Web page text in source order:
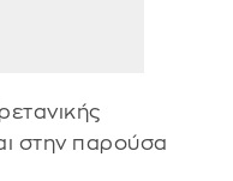
στην παρούσα